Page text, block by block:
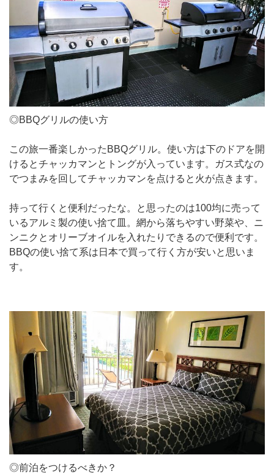
◎BBQグリルの使い方
この旅一番楽しかったBBQグリル。使い方は下のドアを開
けるとチャッカマンとトングが入っています。ガス式なの
でつまみを回してチャッカマンを点けると火が点きます。
持って行くと便利だったな。と思ったのは100均に売って
いるアルミ製の使い捨て皿。網から落ちやすい野菜や、ニ
ンニクとオリーブオイルを入れたりできるので便利です。
BBQの使い捨て系は日本で買って行く方が安いと思いま
す。
◎前泊をつけるべきか？